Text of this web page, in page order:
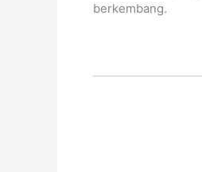
berkembang.